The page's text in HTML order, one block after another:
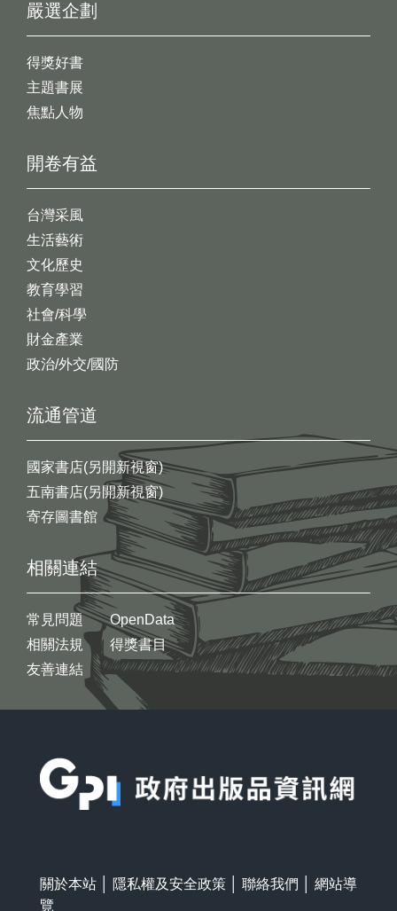
開卷有益
台灣采風
生活藝術
文化歷史
教育學習
社會/科學
財金產業
政治/外交/國防
嚴選企劃
得獎好書
主題書展
焦點人物
流通管道
國家書店(另開新視窗)
五南書店(另開新視窗)
寄存圖書館
相關連結
常見問題
相關法規
友善連結
OpenData
得獎書目
關於本站 隱私權及安全政策 聯絡我們
網站導
覽